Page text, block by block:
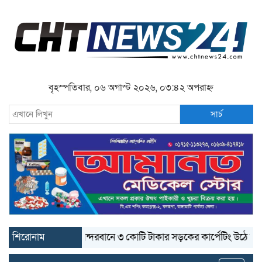
বৃহস্পতিবার, ০৬ অগাস্ট ২০২৬, ০৩:৪২ অপরাহ্ন
সার্চ
শিরোনাম বান্দরবানে ৩ কোটি টাকার সড়কের কার্পেটিং উঠে যাচ্ছে